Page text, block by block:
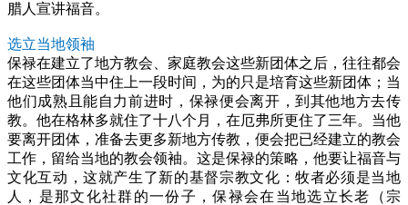
腊人宣讲福音。
选立当地领袖
保禄在建立了地方教会、家庭教会这些新团体之后，往往都会
在这些团体当中住上一段时间，为的只是培育这些新团体；当
他们成熟且能自力前进时，保禄便会离开，到其他地方去传
教。他在格林多就住了十八个月，在厄弗所更住了三年。当他
要离开团体，准备去更多新地方传教，便会把已经建立的教会
工作，留给当地的教会领袖。这是保禄的策略，他要让福音与
文化互动，这就产生了新的基督宗教文化：牧者必须是当地
人，是那文化社群的一份子，保禄会在当地选立长老（宗